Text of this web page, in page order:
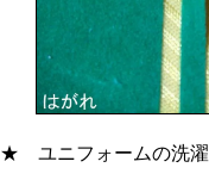
★ ユニフォームの洗